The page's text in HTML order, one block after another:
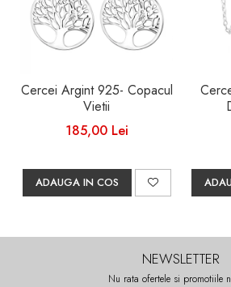
Cercei Argint 925- Copacul
Vietii
185,00 Lei
ADAUGA IN COS
NEWSLETTER
Nu rata ofertele si promotiile